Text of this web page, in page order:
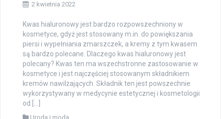
2 kwietnia 2022
Kwas hialuronowy jest bardzo rozpowszechniony w
kosmetyce, gdyż jest stosowany m.in. do powiększania
piersi i wypełniania zmarszczek, a kremy z tym kwasem
są bardzo polecane. Dlaczego kwas hialuronowy jest
polecany? Kwas ten ma wszechstronne zastosowanie w
kosmetyce i jest najczęściej stosowanym składnikiem
kremów nawilżających. Składnik ten jest powszechnie
wykorzystywany w medycynie estetycznej i kosmetologii
od […]
Uroda i moda